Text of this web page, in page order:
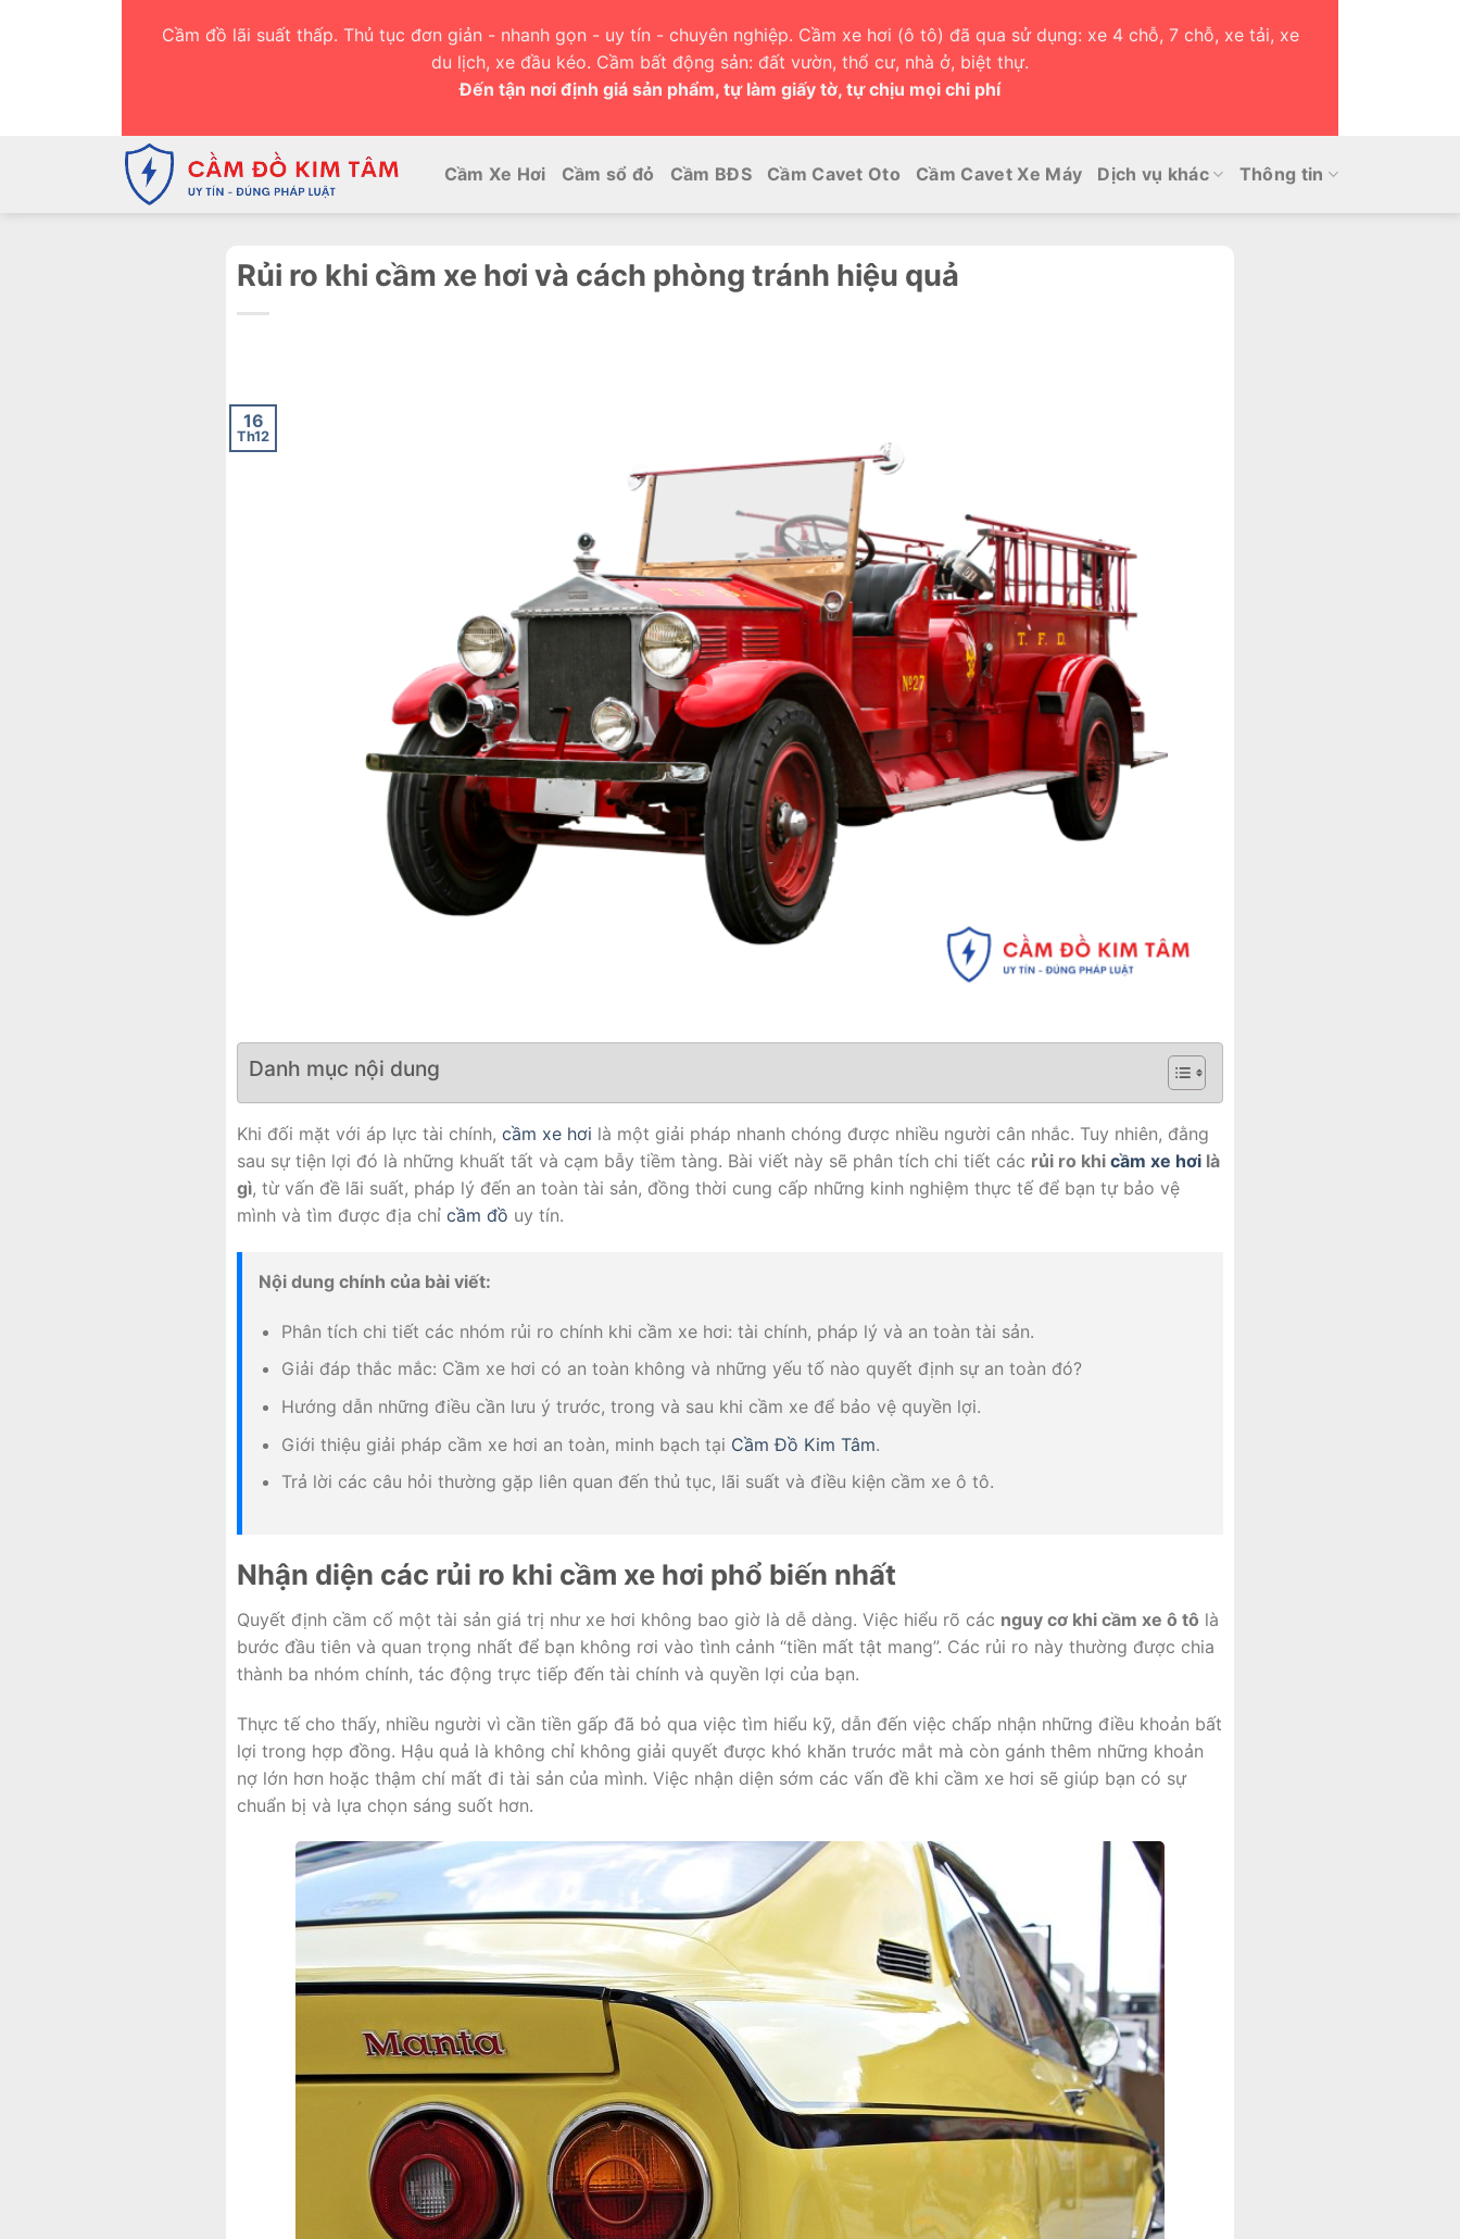
Cầm đồ lãi suất thấp. Thủ tục đơn giản - nhanh gọn - uy tín - chuyên nghiệp. Cầm xe hơi (ô tô) đã qua sử dụng: xe 4 chỗ, 7 chỗ, xe tải, xe
du lịch, xe đầu kéo. Cầm bất động sản: đất vườn, thổ cư, nhà ở, biệt thự.
Đến tận nơi định giá sản phẩm, tự làm giấy tờ, tự chịu mọi chi phí
Cầm Xe Hơi Cầm sổ đỏ Cầm BĐS Cầm Cavet Oto Cầm Cavet Xe Máy Dịch vụ khác Thông tin
Rủi ro khi cầm xe hơi và cách phòng tránh hiệu quả
16
Th12
Danh mục nội dung
Khi đối mặt với áp lực tài chính, cầm xe hơi là một giải pháp nhanh chóng được nhiều người cân nhắc. Tuy nhiên, đằng
sau sự tiện lợi đó là những khuất tất và cạm bẫy tiềm tàng. Bài viết này sẽ phân tích chi tiết các rủi ro khi cầm xe hơilà
gì, từ vấn đề lãi suất, pháp lý đến an toàn tài sản, đồng thời cung cấp những kinh nghiệm thực tế để bạn tự bảo vệ
mình và tìm được địa chỉ cầm đồ uy tín.
Nội dung chính của bài viết:
Phân tích chi tiết các nhóm rủi ro chính khi cầm xe hơi: tài chính, pháp lý và an toàn tài sản.
Giải đáp thắc mắc: Cầm xe hơi có an toàn không và những yếu tố nào quyết định sự an toàn đó?
Hướng dẫn những điều cần lưu ý trước, trong và sau khi cầm xe để bảo vệ quyền lợi.
Giới thiệu giải pháp cầm xe hơi an toàn, minh bạch tại Cầm Đồ Kim Tâm.
Trả lời các câu hỏi thường gặp liên quan đến thủ tục, lãi suất và điều kiện cầm xe ô tô.
Nhận diện các rủi ro khi cầm xe hơi phổ biến nhất
Quyết định cầm cố một tài sản giá trị như xe hơi không bao giờ là dễ dàng. Việc hiểu rõ các nguy cơ khi cầm xe ô tô là
bước đầu tiên và quan trọng nhất để bạn không rơi vào tình cảnh “tiền mất tật mang”. Các rủi ro này thường được chia
thành ba nhóm chính, tác động trực tiếp đến tài chính và quyền lợi của bạn.
Thực tế cho thấy, nhiều người vì cần tiền gấp đã bỏ qua việc tìm hiểu kỹ, dẫn đến việc chấp nhận những điều khoản bất
lợi trong hợp đồng. Hậu quả là không chỉ không giải quyết được khó khăn trước mắt mà còn gánh thêm những khoản
nợ lớn hơn hoặc thậm chí mất đi tài sản của mình. Việc nhận diện sớm các vấn đề khi cầm xe hơi sẽ giúp bạn có sự
chuẩn bị và lựa chọn sáng suốt hơn.